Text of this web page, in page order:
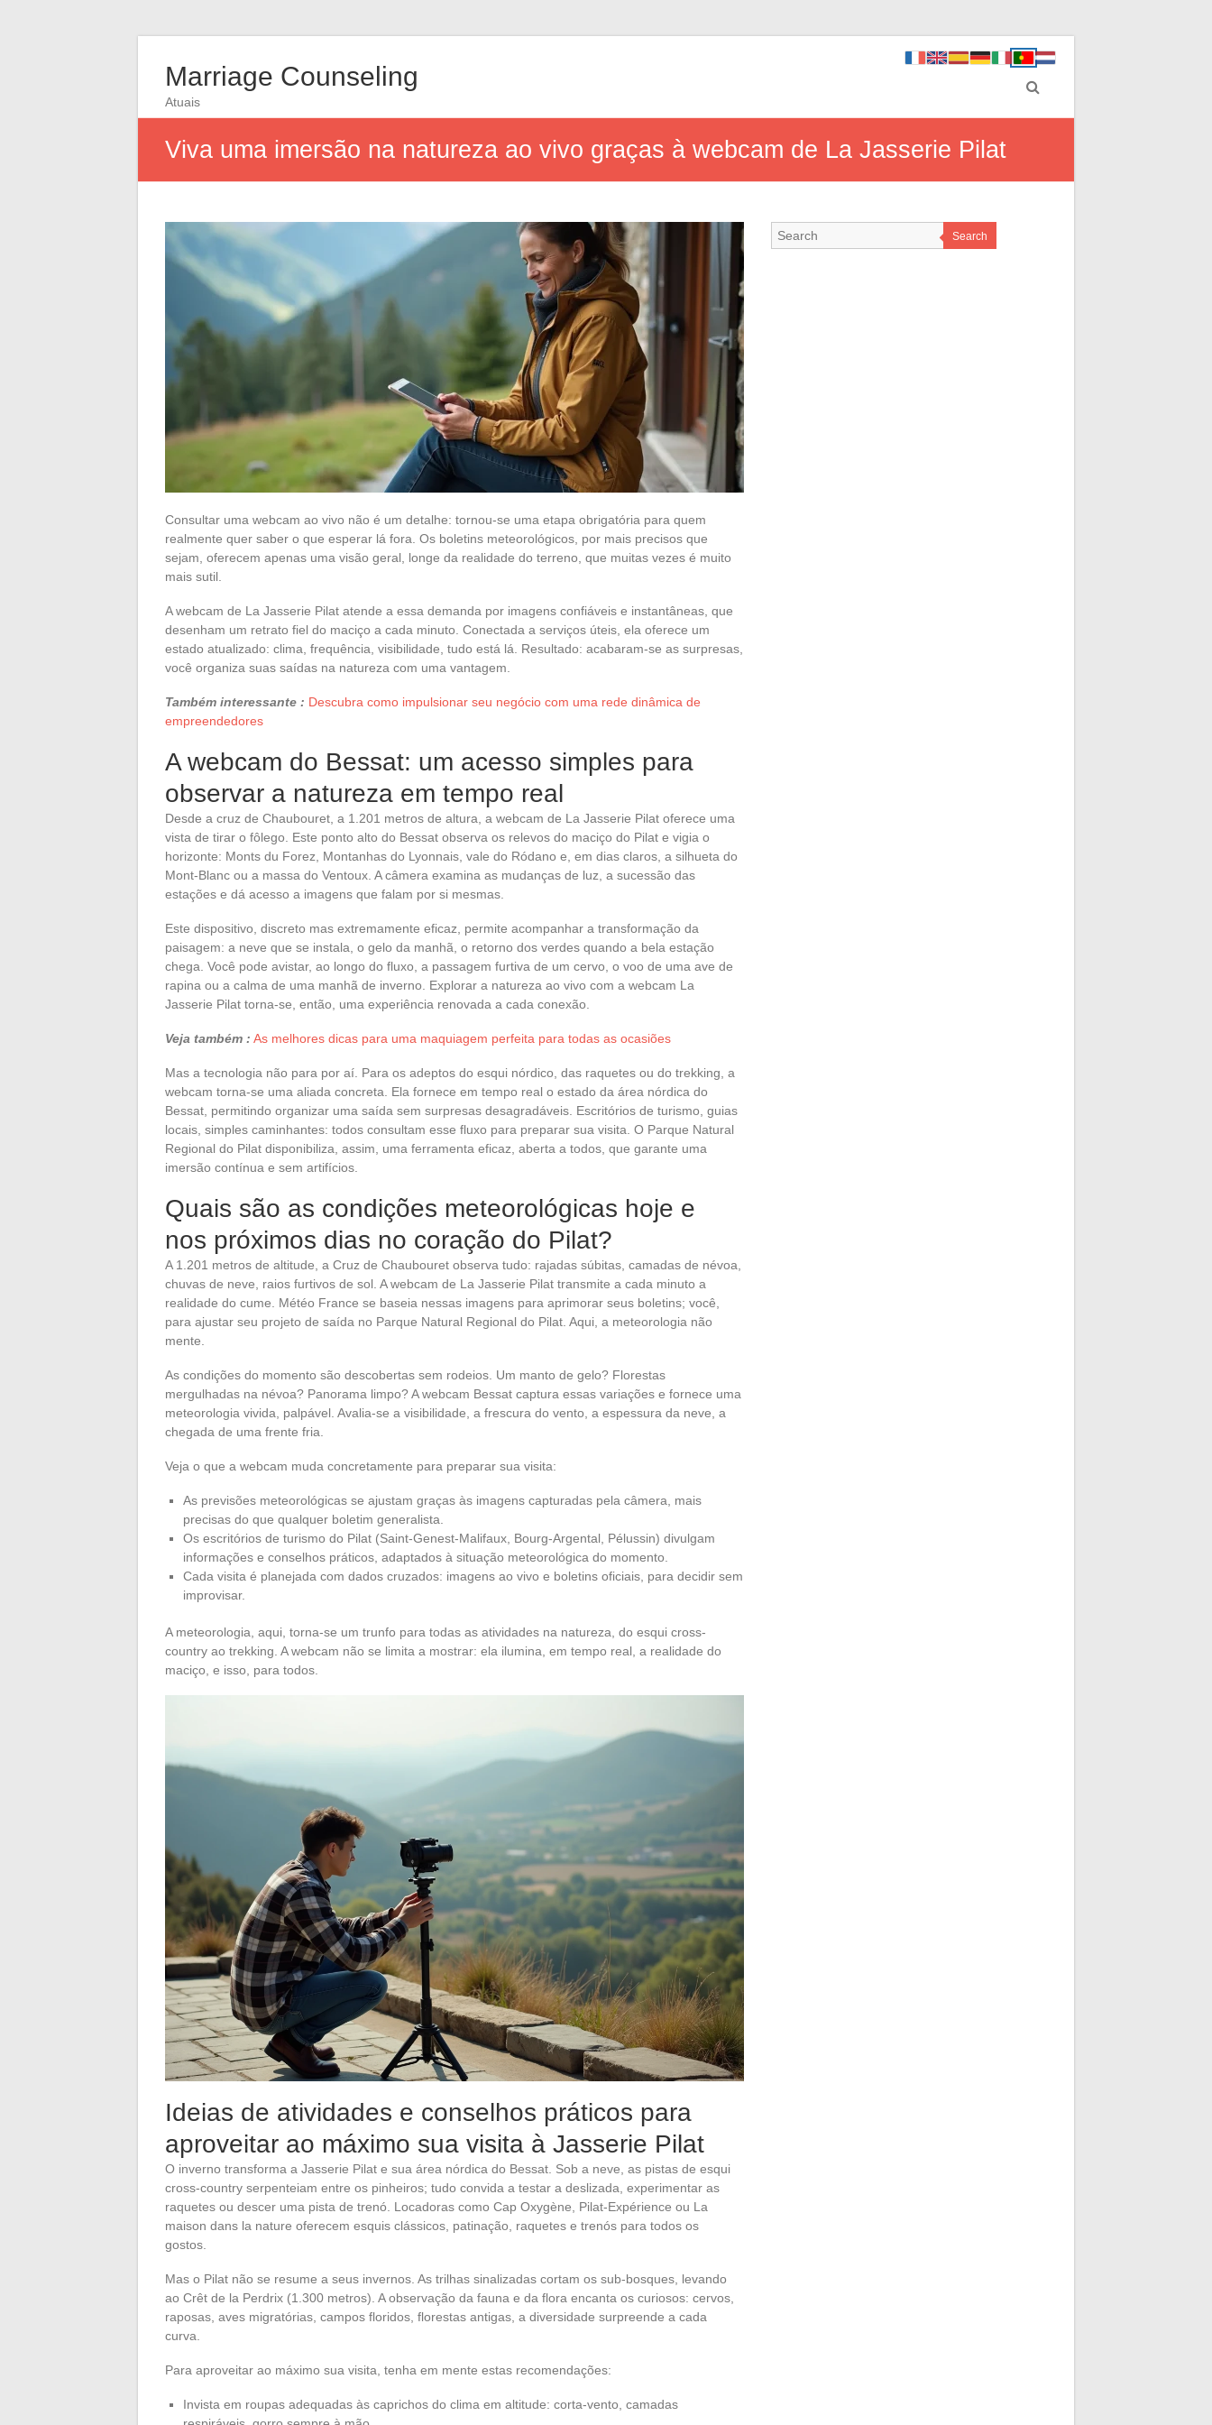
Marriage Counseling
Atuais
Viva uma imersão na natureza ao vivo graças à webcam de La Jasserie Pilat
Consultar uma webcam ao vivo não é um detalhe: tornou-se uma etapa obrigatória para quem
realmente quer saber o que esperar lá fora. Os boletins meteorológicos, por mais precisos que
sejam, oferecem apenas uma visão geral, longe da realidade do terreno, que muitas vezes é muito
mais sutil.
A webcam de La Jasserie Pilat atende a essa demanda por imagens confiáveis e instantâneas, que
desenham um retrato fiel do maciço a cada minuto. Conectada a serviços úteis, ela oferece um
estado atualizado: clima, frequência, visibilidade, tudo está lá. Resultado: acabaram-se as surpresas,
você organiza suas saídas na natureza com uma vantagem.
Também interessante : Descubra como impulsionar seu negócio com uma rede dinâmica de
empreendedores
A webcam do Bessat: um acesso simples para
observar a natureza em tempo real
Desde a cruz de Chaubouret, a 1.201 metros de altura, a webcam de La Jasserie Pilat oferece uma
vista de tirar o fôlego. Este ponto alto do Bessat observa os relevos do maciço do Pilat e vigia o
horizonte: Monts du Forez, Montanhas do Lyonnais, vale do Ródano e, em dias claros, a silhueta do
Mont-Blanc ou a massa do Ventoux. A câmera examina as mudanças de luz, a sucessão das
estações e dá acesso a imagens que falam por si mesmas.
Este dispositivo, discreto mas extremamente eficaz, permite acompanhar a transformação da
paisagem: a neve que se instala, o gelo da manhã, o retorno dos verdes quando a bela estação
chega. Você pode avistar, ao longo do fluxo, a passagem furtiva de um cervo, o voo de uma ave de
rapina ou a calma de uma manhã de inverno. Explorar a natureza ao vivo com a webcam La
Jasserie Pilat torna-se, então, uma experiência renovada a cada conexão.
Veja também : As melhores dicas para uma maquiagem perfeita para todas as ocasiões
Mas a tecnologia não para por aí. Para os adeptos do esqui nórdico, das raquetes ou do trekking, a
webcam torna-se uma aliada concreta. Ela fornece em tempo real o estado da área nórdica do
Bessat, permitindo organizar uma saída sem surpresas desagradáveis. Escritórios de turismo, guias
locais, simples caminhantes: todos consultam esse fluxo para preparar sua visita. O Parque Natural
Regional do Pilat disponibiliza, assim, uma ferramenta eficaz, aberta a todos, que garante uma
imersão contínua e sem artifícios.
Quais são as condições meteorológicas hoje e
nos próximos dias no coração do Pilat?
A 1.201 metros de altitude, a Cruz de Chaubouret observa tudo: rajadas súbitas, camadas de névoa,
chuvas de neve, raios furtivos de sol. A webcam de La Jasserie Pilat transmite a cada minuto a
realidade do cume. Météo France se baseia nessas imagens para aprimorar seus boletins; você,
para ajustar seu projeto de saída no Parque Natural Regional do Pilat. Aqui, a meteorologia não
mente.
As condições do momento são descobertas sem rodeios. Um manto de gelo? Florestas
mergulhadas na névoa? Panorama limpo? A webcam Bessat captura essas variações e fornece uma
meteorologia vivida, palpável. Avalia-se a visibilidade, a frescura do vento, a espessura da neve, a
chegada de uma frente fria.
Veja o que a webcam muda concretamente para preparar sua visita:
As previsões meteorológicas se ajustam graças às imagens capturadas pela câmera, mais
precisas do que qualquer boletim generalista.
Os escritórios de turismo do Pilat (Saint-Genest-Malifaux, Bourg-Argental, Pélussin) divulgam
informações e conselhos práticos, adaptados à situação meteorológica do momento.
Cada visita é planejada com dados cruzados: imagens ao vivo e boletins oficiais, para decidir sem
improvisar.
A meteorologia, aqui, torna-se um trunfo para todas as atividades na natureza, do esqui cross-
country ao trekking. A webcam não se limita a mostrar: ela ilumina, em tempo real, a realidade do
maciço, e isso, para todos.
Ideias de atividades e conselhos práticos para
aproveitar ao máximo sua visita à Jasserie Pilat
O inverno transforma a Jasserie Pilat e sua área nórdica do Bessat. Sob a neve, as pistas de esqui
cross-country serpenteiam entre os pinheiros; tudo convida a testar a deslizada, experimentar as
raquetes ou descer uma pista de trenó. Locadoras como Cap Oxygène, Pilat-Expérience ou La
maison dans la nature oferecem esquis clássicos, patinação, raquetes e trenós para todos os
gostos.
Mas o Pilat não se resume a seus invernos. As trilhas sinalizadas cortam os sub-bosques, levando
ao Crêt de la Perdrix (1.300 metros). A observação da fauna e da flora encanta os curiosos: cervos,
raposas, aves migratórias, campos floridos, florestas antigas, a diversidade surpreende a cada
curva.
Para aproveitar ao máximo sua visita, tenha em mente estas recomendações:
Invista em roupas adequadas às caprichos do clima em altitude: corta-vento, camadas
Search